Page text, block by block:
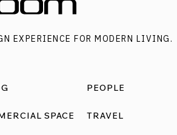
EXPERIENCE FOR MODERN LIVING.
SPACE
PEOPLE
TRAVEL